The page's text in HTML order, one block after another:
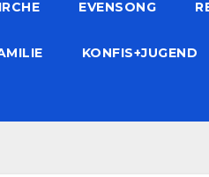
EVENSONG
KONFIS+JUGEND